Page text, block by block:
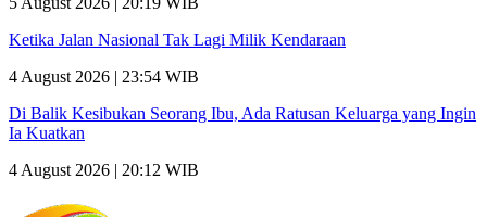
Ketika Jalan Nasional Tak Lagi Milik Kendaraan
4 August 2026 | 23:54 WIB
Di Balik Kesibukan Seorang Ibu, Ada Ratusan Keluarga yang Ingin
Ia Kuatkan
4 August 2026 | 20:12 WIB